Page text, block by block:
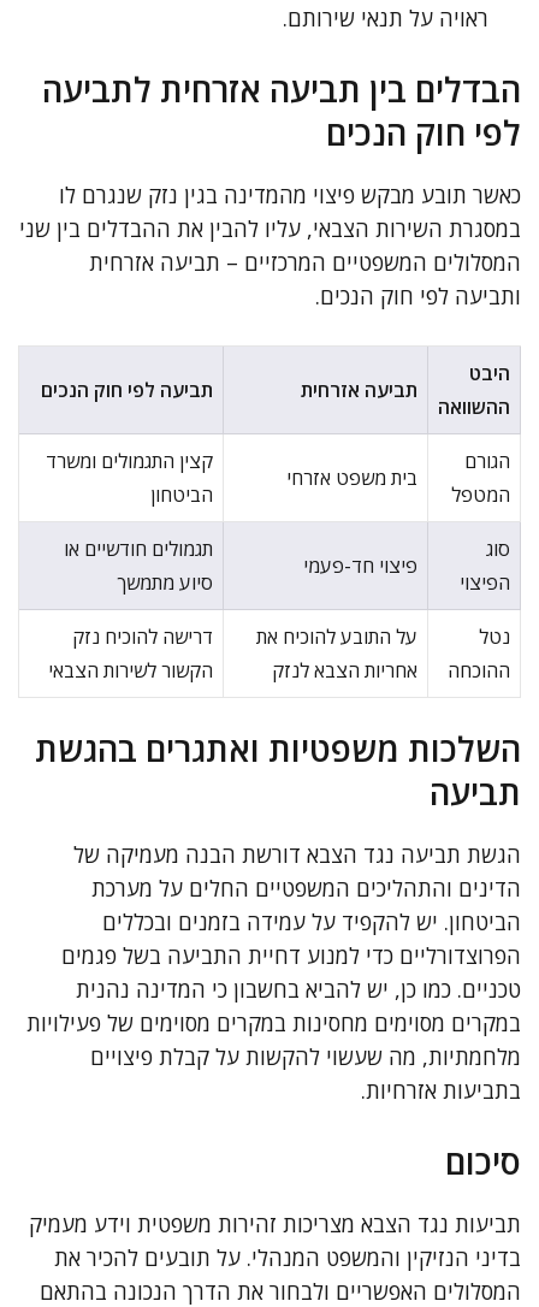
ראויה על תנאי שירותם.
הבדלים בין תביעה אזרחית לתביעה
לפי חוק הנכים
כאשר תובע מבקש פיצוי מהמדינה בגין נזק שנגרם לו
במסגרת השירות הצבאי, עליו להבין את ההבדלים בין שני
המסלולים המשפטיים המרכזיים – תביעה אזרחית
ותביעה לפי חוק הנכים.
היבט
ההשוואה
תביעה אזרחית תביעה לפי חוק הנכים
הגורם
המטפל
בית משפט אזרחי
קצין התגמולים ומשרד
הביטחון
סוג
הפיצוי
פיצוי חד-פעמי
תגמולים חודשיים או
סיוע מתמשך
נטל
ההוכחה
על התובע להוכיח את
אחריות הצבא לנזק
דרישה להוכיח נזק
הקשור לשירות הצבאי
השלכות משפטיות ואתגרים בהגשת
תביעה
הגשת תביעה נגד הצבא דורשת הבנה מעמיקה של
הדינים והתהליכים המשפטיים החלים על מערכת
הביטחון. יש להקפיד על עמידה בזמנים ובכללים
הפרוצדורליים כדי למנוע דחיית התביעה בשל פגמים
טכניים. כמו כן, יש להביא בחשבון כי המדינה נהנית
במקרים מסוימים מחסינות במקרים מסוימים של פעילויות
מלחמתיות, מה שעשוי להקשות על קבלת פיצויים
בתביעות אזרחיות.
סיכום
תביעות נגד הצבא מצריכות זהירות משפטית וידע מעמיק
בדיני הנזיקין והמשפט המנהלי. על תובעים להכיר את
המסלולים האפשריים ולבחור את הדרך הנכונה בהתאם